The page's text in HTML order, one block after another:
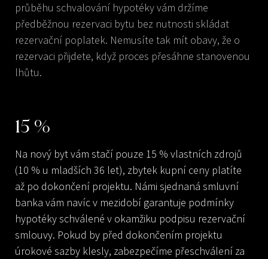
průběhu schvalování hypotéky vám držíme
předběžnou rezervaci bytu bez nutnosti skládat
rezervační poplatek. Nemusíte tak mít obavy, že o
rezervaci přijdete, když proces přesáhne stanovenou
lhůtu.
15 %
Na nový byt vám stačí pouze 15 % vlastních zdrojů
(10 % u mladších 36 let), zbytek kupní ceny platíte
až po dokončení projektu. Námi sjednaná smluvní
banka vám navíc v mezidobí garantuje podmínky
hypotéky schválené v okamžiku podpisu rezervační
smlouvy. Pokud by před dokončením projektu
úrokové sazby klesly, zabezpečíme přeschválení za